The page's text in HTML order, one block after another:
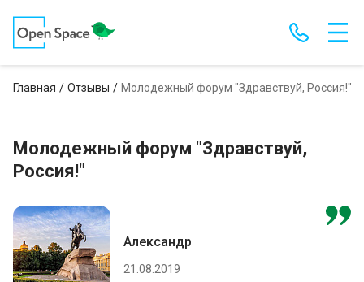
Главная Отзывы Молодежный форум "Здравствуй, Россия!"
Молодежный форум "Здравствуй,
Россия!"
Александр
21.08.2019